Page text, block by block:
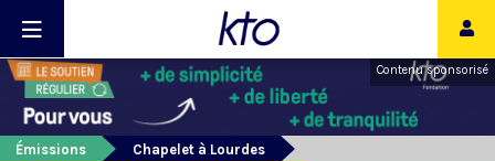
Contenu sponsorisé
Émissions
Chapelet à Lourdes